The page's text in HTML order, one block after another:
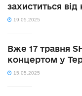
захиститься від
19.05.2025
Вже 17 травня
концертом у
15.05.2025